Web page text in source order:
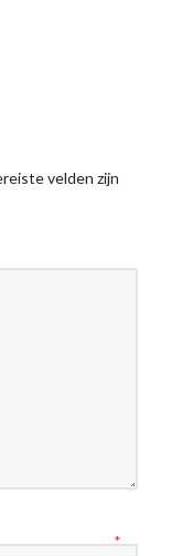
velden zijn
*